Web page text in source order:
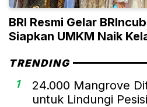
BRI Resmi Gelar
Siapkan UMKM Naik
TRENDING
1
24.000 Mangrove
untuk Lindungi